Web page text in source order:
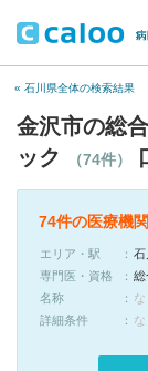
« 石川県全体の検索結果
金沢市の総
ック
（74件）
74件の医療機
エリア・駅
石
専門医・資格
総
名称
な
詳細条件